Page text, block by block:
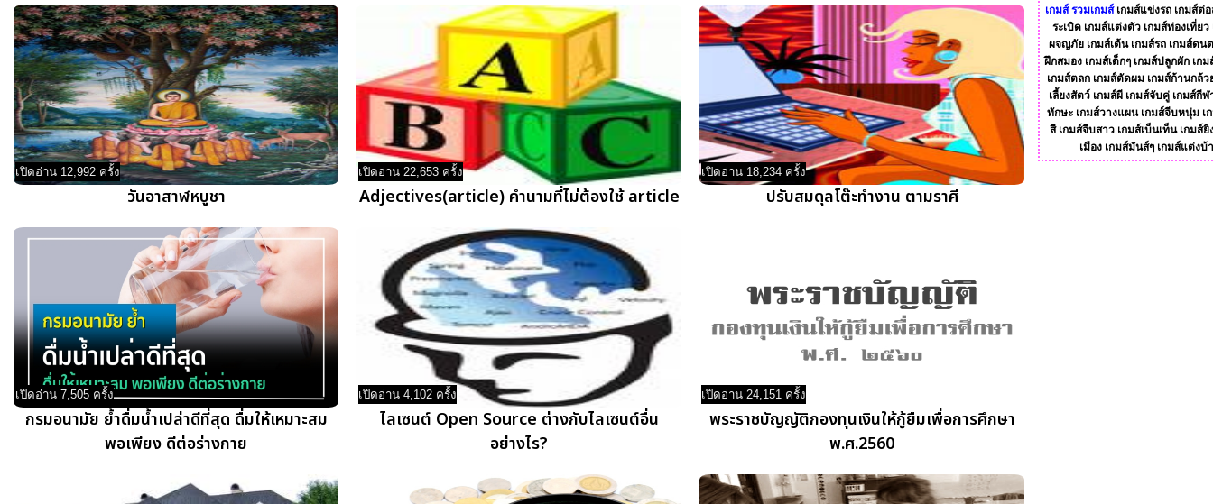
เปิดอ่าน 12,992 ครั้ง
วันอาสาฬหบูชา
เปิดอ่าน 22,653 ครั้ง
Adjectives(article) คำนามที่ไม่ต้องใช้ article
เปิดอ่าน 18,234 ครั้ง
ปรับสมดุลโต๊ะทำงาน ตามราศี
เปิดอ่าน 7,505 ครั้ง
กรมอนามัย ย้ำดื่มน้ำเปล่าดีที่สุด ดื่มให้เหมาะสม
พอเพียง ดีต่อร่างกาย
เปิดอ่าน 4,102 ครั้ง
ไลเซนต์ Open Source ต่างกับไลเซนต์อื่น
อย่างไร?
เปิดอ่าน 24,151 ครั้ง
พระราชบัญญัติกองทุนเงินให้กู้ยืมเพื่อการศึกษา
พ.ศ.2560
เกมส์ รวมเกมส์ เกมส์แข่งรถ เกมส์ต่อ
ระเบิด เกมส์แต่งตัว เกมส์ท่องเที่ยว
ผจญภัย เกมส์เต้น เกมส์รถ เกมส์ดน
ฝึกสมอง เกมส์เด็กๆ เกมส์ปลูกผัก เก
เกมส์ตลก เกมส์ตัดผม เกมส์ก้านกล้ว
เลี้ยงสัตว์ เกมส์ผี เกมส์จับคู่ เกมส์กีฬ
ทักษะ เกมส์วางแผน เกมส์จีบหนุ่ม เ
สี เกมส์จีบสาว เกมส์เบ็นเท็น เกมส์ยิ
เมือง เกมส์มันส์ๆ เกมส์แต่งบ้